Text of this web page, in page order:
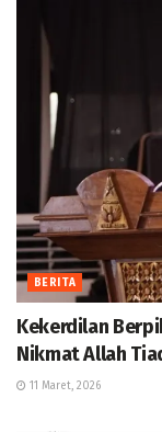
BERITA
Kekerdilan
Nikmat Allah
11 Maret, 2026